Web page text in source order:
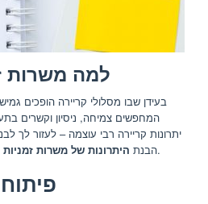
למה משרות
בעידן שבו מסלולי קריירה הופכים
המחפשים צמיחה, ניסיון וקשרים
יתרונות קריירה רבי עוצמה – לעזור לך
הבנת היתרונות של משרות זמניות יכולה לעזור לך למנף את המשרות הללו כדי לקדם את מטרותיך לטווח ארוך.
1.